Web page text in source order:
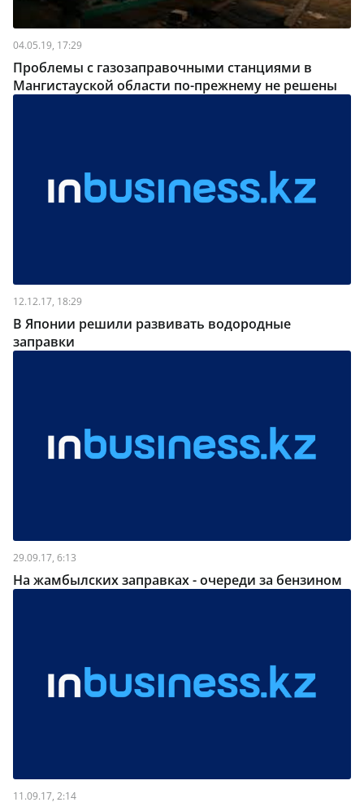
04.05.19, 17:29
Проблемы с газозаправочными станциями в
Мангистауской области по-прежнему не решены
12.12.17, 18:29
В Японии решили развивать водородные
заправки
29.09.17, 6:13
На жамбылских заправках - очереди за бензином
11.09.17, 2:14